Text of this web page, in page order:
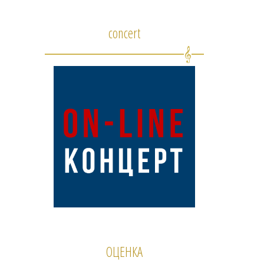
concert
ОЦЕНКА